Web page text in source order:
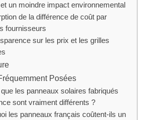
un moindre impact environnemental
de la différence de coût par
fournisseurs
sur les prix et les grilles
Posées
les panneaux solaires fabriqués
sont vraiment différents ?
les panneaux français coûtent-ils un